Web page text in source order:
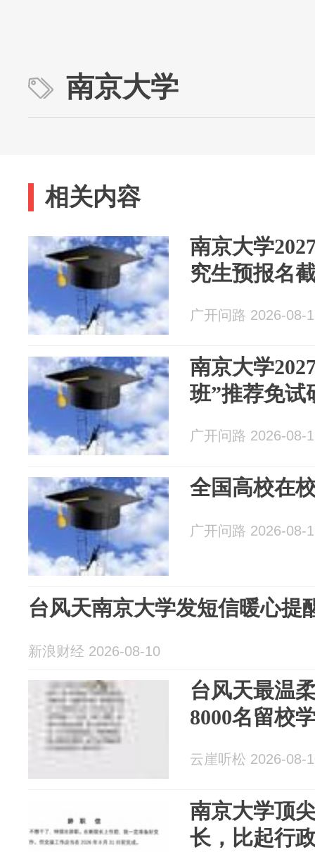
南京大学
相关内容
南京大学
究生预报名
广开问路 2026-08-
南京大学
班”推荐免试
广开问路 2026-08-
全国高校在
广开问路 2026-08-
台风天南京大学发短信暖心提
新浪财经 2026-08-10
台风天最温
8000名留校
云崖听松 2026-08-
南京大学顶
长，比起行